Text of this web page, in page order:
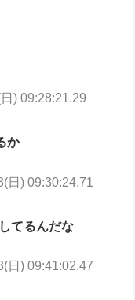
) 09:28:21.29
か
日) 09:30:24.71
てるんだな
日) 09:41:02.47